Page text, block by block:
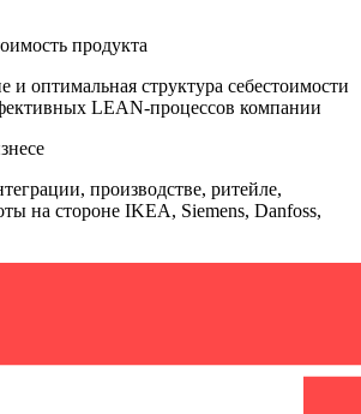
продукта
оптимальная структура себестоимости
LEAN-процессов компании
производстве, ритейле,
на стороне IKEA, Siemens, Danfoss,